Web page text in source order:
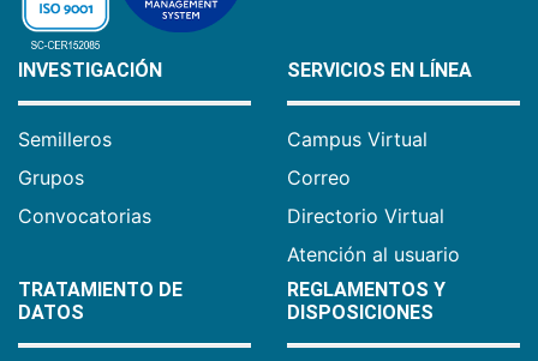
INVESTIGACIÓN
Semilleros
Grupos
Convocatorias
SERVICIOS EN LÍNEA
Campus Virtual
Correo
Directorio Virtual
Atención al usuario
TRATAMIENTO DE
DATOS
REGLAMENTOS Y
DISPOSICIONES